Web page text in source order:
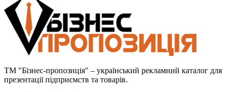
ТМ "Бізнес-пропозиція" – український рекламний каталог для
презентації підприємств та товарів.